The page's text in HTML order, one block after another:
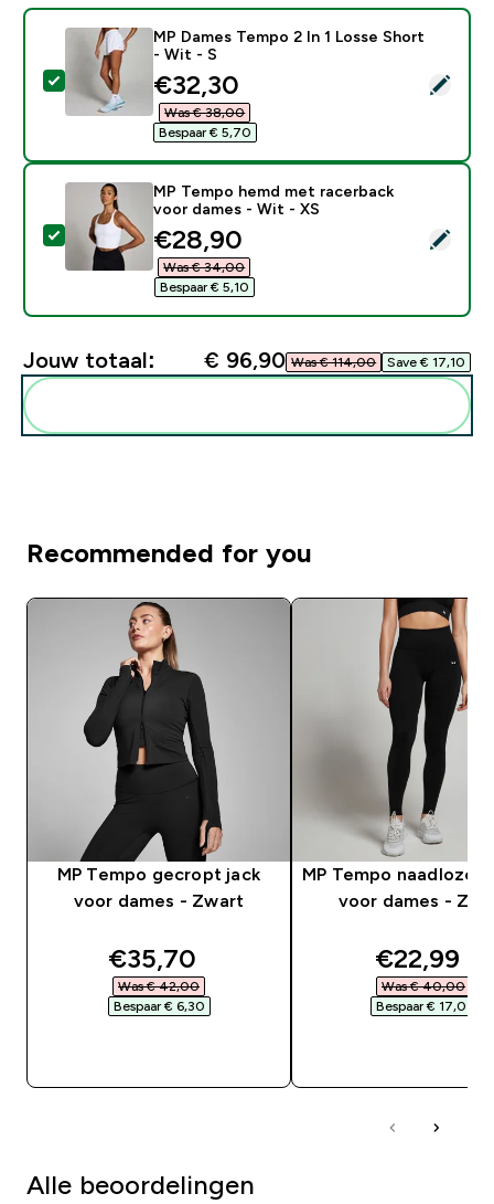
Selecteer dit product - MP Dames Tempo 2 In 1
MP Dames Tempo 2 In 1 Losse Short
- Wit - S
discounted price
€32,30‎
Was € 38,00‎
Bespaar € 5,70‎
Selecteer dit product - MP Tempo hemd met
MP Tempo hemd met racerback
voor dames - Wit - XS
discounted price
€28,90‎
Was € 34,00‎
Bespaar € 5,10‎
Jouw totaal: € 96,90‎ Was € 114,00‎ Save € 17,10‎
Recommended for you
MP Tempo gecropt jack
voor dames - Zwart
discounted price
€35,70‎
Was € 42,00‎
Bespaar € 6,30‎
MP Tempo naadloze
voor dames -
€22,99‎
Was € 40,00‎
Bespaar € 17,01‎
Alle beoordelingen